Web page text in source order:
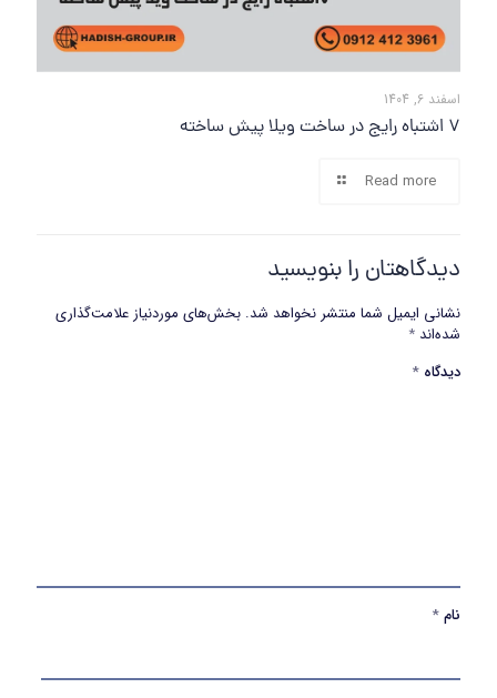
اسفند 6, 1404
7 اشتباه رایج در ساخت ویلا پیش ساخته
Read more
دیدگاهتان را بنویسید
نشانی ایمیل شما منتشر نخواهد شد. بخش‌های موردنیاز علامت‌گذاری
شده‌اند *
دیدگاه *
نام*